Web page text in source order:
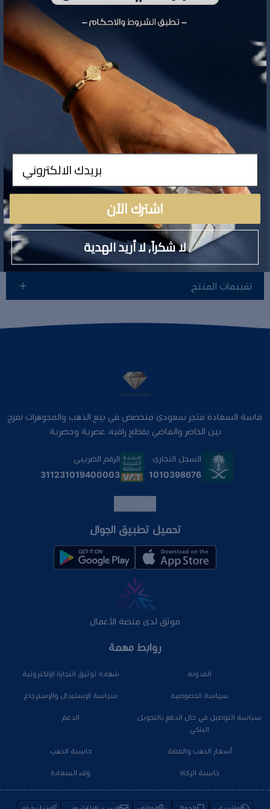
لا توجد تفاصيل لهذا المنتج
تقييمات المنتج
روابط مهمة
المدونة شهادة توثيق التجارة الإلكترونية
سياسة الخصوصية سياسة الإستبدال والإسترجاع
سياسة التوصيل في حال الدفع بالتحويل
البنكي
الدعم
أسعار الذهب والفضة حاسبة الذهب
حاسبة الزكاة ولاء السعادة
ماسة السعادة متجر سعودي متخصص في بيع الذهب والمجوهرات نمزج
بين الحاضر والماضي بقطع راقيه عصرية وحصرية
السجل التجاري
1010398676
الرقم الضريبي
311231019400003
تحميل تطبيق الجوال
موثق لدى منصة الأعمال
ادخال
اشترك الآن
لا شكراً, لا أريد الهدية